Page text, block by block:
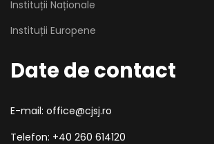
Instituții Naționale
Instituții Europene
Date de contact
E-mail: office@cjsj.ro
Telefon: +40 260 614120